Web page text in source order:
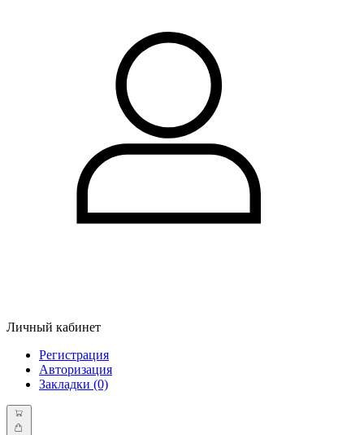
Личный кабинет
Регистрация
Авторизация
Закладки (0)